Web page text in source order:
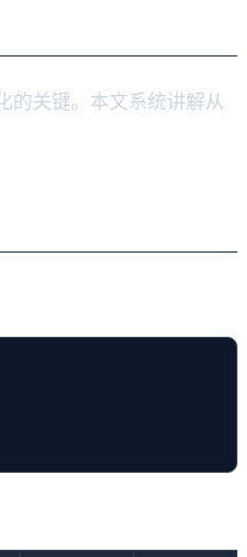
的关键。本文系统讲解从